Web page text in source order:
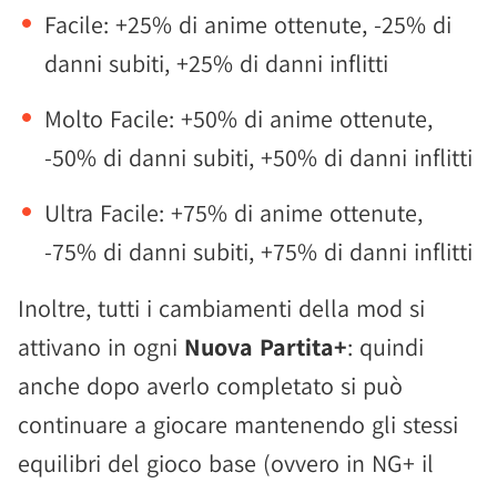
Facile: +25% di anime ottenute, -25% di
danni subiti, +25% di danni inflitti
Molto Facile: +50% di anime ottenute,
-50% di danni subiti, +50% di danni inflitti
Ultra Facile: +75% di anime ottenute,
-75% di danni subiti, +75% di danni inflitti
Inoltre, tutti i cambiamenti della mod si
attivano in ogni Nuova Partita+: quindi
anche dopo averlo completato si può
continuare a giocare mantenendo gli stessi
equilibri del gioco base (ovvero in NG+ il